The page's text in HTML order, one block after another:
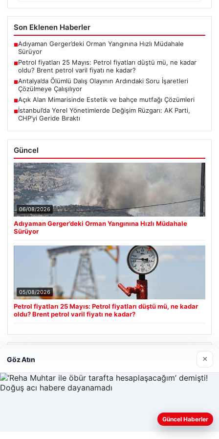
Son Eklenen Haberler
■Adıyaman Gerger’deki Orman Yangınına Hızlı Müdahale
Sürüyor
■Petrol fiyatları 25 Mayıs: Petrol fiyatları düştü mü, ne kadar
oldu? Brent petrol varil fiyatı ne kadar?
■Antalya’da Ölümlü Dalış Olayının Ardındaki Soru İşaretleri
Çözülmeye Çalışılıyor
■Açık Alan Mimarisinde Estetik ve bahçe mutfağı Çözümleri
■İstanbul’da Yerel Yönetimlerde Değişim Rüzgarı: AK Parti,
CHP’yi Geride Bıraktı
Güncel
06/08/2026
Adıyaman Gerger’deki Orman Yangınına Hızlı Müdahale
Sürüyor
05/08/2026
Petrol fiyatları 25 Mayıs: Petrol fiyatları düştü mü, ne kadar
oldu? Brent petrol varil fiyatı ne kadar?
Cengiz Sigorta
23/06/2026
Web sitemizi nasıl kullandığınızı daha iyi anlayabilmek,
Göz Atın ×
Güncel Haberler